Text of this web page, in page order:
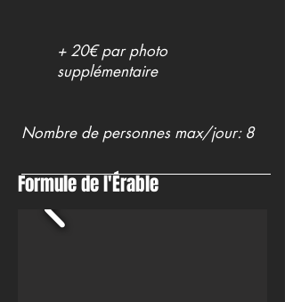
+ 20€ par photo
supplémentaire
Nombre de personnes max/jour: 8
Formule de l'Érable